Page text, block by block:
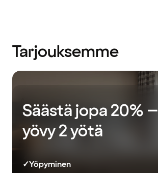
Tarjouksemme
Säästä jopa 20% –
yövy 2 yötä
✓Yöpyminen